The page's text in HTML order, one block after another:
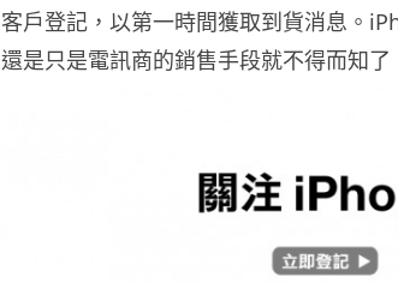
客戶登記，以第一時間獲取到貨消息。
還是只是電訊商的銷售手段就不得而知了